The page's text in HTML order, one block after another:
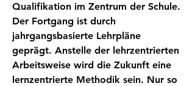
Qualifikation im Zentrum der Schule.
Der Fortgang ist durch
jahrgangsbasierte Lehrpläne
geprägt. Anstelle der lehrzentrierten
Arbeitsweise wird die Zukunft eine
lernzentrierte Methodik sein. Nur so